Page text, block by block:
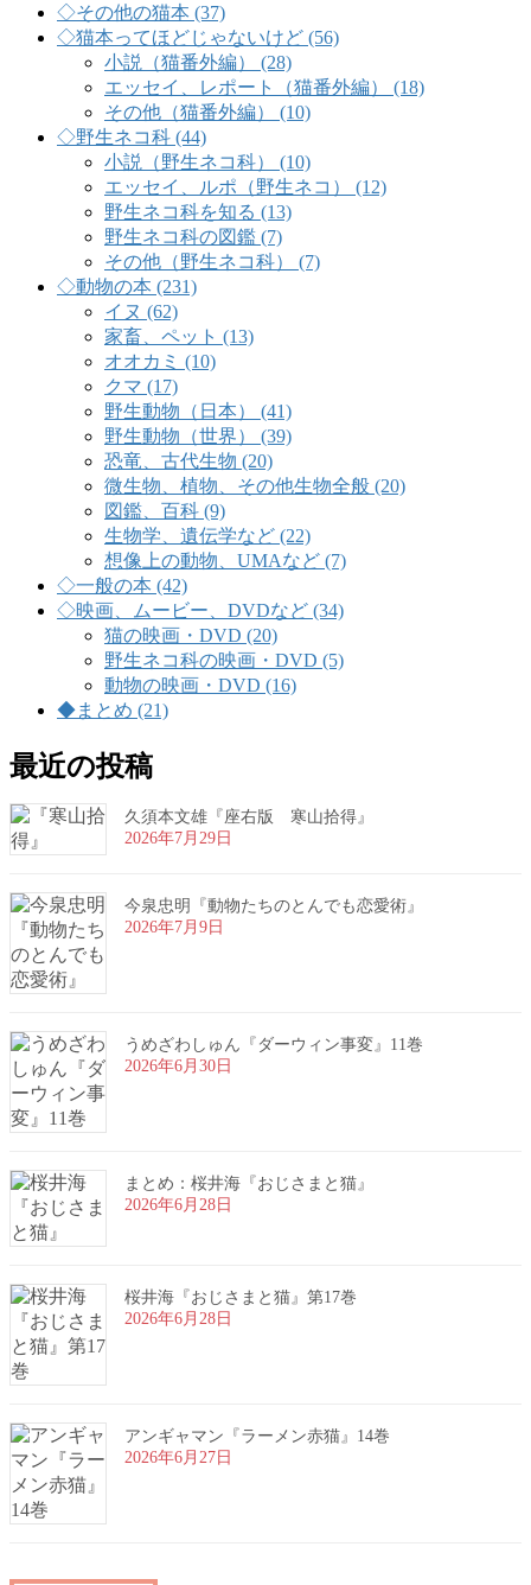
◇その他の猫本 (37)
◇猫本ってほどじゃないけど (56)
小説（猫番外編） (28)
エッセイ、レポート（猫番外編） (18)
その他（猫番外編） (10)
◇野生ネコ科 (44)
小説（野生ネコ科） (10)
エッセイ、ルポ（野生ネコ） (12)
野生ネコ科を知る (13)
野生ネコ科の図鑑 (7)
その他（野生ネコ科） (7)
◇動物の本 (231)
イヌ (62)
家畜、ペット (13)
オオカミ (10)
クマ (17)
野生動物（日本） (41)
野生動物（世界） (39)
恐竜、古代生物 (20)
微生物、植物、その他生物全般 (20)
図鑑、百科 (9)
生物学、遺伝学など (22)
想像上の動物、UMAなど (7)
◇一般の本 (42)
◇映画、ムービー、DVDなど (34)
猫の映画・DVD (20)
野生ネコ科の映画・DVD (5)
動物の映画・DVD (16)
◆まとめ (21)
最近の投稿
久須本文雄『座右版 寒山拾得』
2026年7月29日
今泉忠明『動物たちのとんでも恋愛術』
2026年7月9日
うめざわしゅん『ダーウィン事変』11巻
2026年6月30日
まとめ：桜井海『おじさまと猫』
2026年6月28日
桜井海『おじさまと猫』第17巻
2026年6月28日
アンギャマン『ラーメン赤猫』14巻
2026年6月27日